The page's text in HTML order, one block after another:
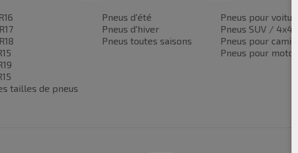
tailles de pneus
Pneus d'été
Pneus d'hiver
Pneus toutes saisons
Pneus pour
Pneus SUV / 4x4
Pneus pour
Pneus pour motos